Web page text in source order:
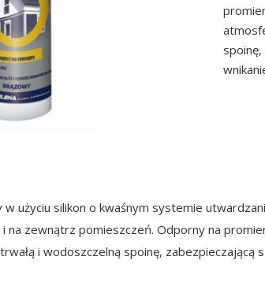
użyciu silikon o kwaśnym systemie
na zewnątrz pomieszczeń. Odporny na
i wodoszczelną spoinę, zabezpieczającą